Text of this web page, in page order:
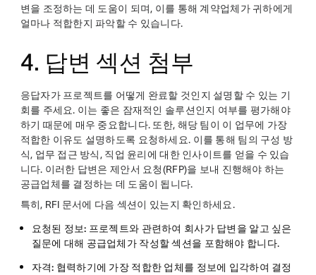
변을 조정하는 데 도움이 되며, 이를 통해 계약업체가 귀하에게
얼마나 적합한지 파악할 수 있습니다.
4. 답변 섹션 첨부
응답자가 프로젝트를 어떻게 완료할 것인지 설명할 수 있는 기
회를 주세요. 이는 좋은 잠재적인 솔루션인지 여부를 평가해야
하기 때문에 매우 중요합니다. 또한, 해당 팀이 이 업무에 가장
적합한 이유도 설명하도록 요청하세요. 이를 통해 팀의 구성 방
식, 업무 접근 방식, 직업 윤리에 대한 인사이트를 얻을 수 있습
니다. 이러한 답변은 제안서 요청(RFP)을 보내 진행해야 하는
공급업체를 결정하는 데 도움이 됩니다.
특히, RFI 문서에 다음 섹션이 있는지 확인하세요.
요청된 정보: 프로젝트와 관련하여 회사가 답변을 알고 싶은
질문에 대해 공급업체가 작성할 섹션을 포함해야 합니다.
자격: 협력하기에 가장 적합한 업체를 정보에 입각하여 결정